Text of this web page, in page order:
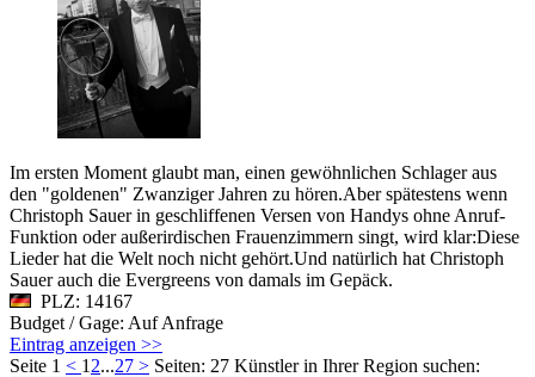
Im ersten Moment glaubt man, einen gewöhnlichen Schlager aus
den "goldenen" Zwanziger Jahren zu hören.Aber spätestens wenn
Christoph Sauer in geschliffenen Versen von Handys ohne Anruf-
Funktion oder außerirdischen Frauenzimmern singt, wird klar:Diese
Lieder hat die Welt noch nicht gehört.Und natürlich hat Christoph
Sauer auch die Evergreens von damals im Gepäck.
PLZ: 14167
Budget / Gage: Auf Anfrage
Eintrag anzeigen >>
Seite 1 < 1 2...27 > Seiten: 27 Künstler in Ihrer Region suchen: